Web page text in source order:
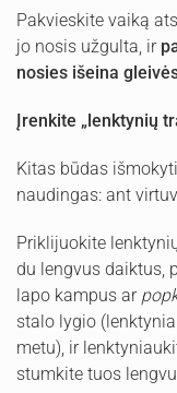
Pakvieskite vaiką
jo nosis užgulta, ir
nosies išeina
Įrenkite „lenktynių
Kitas būdas
naudingas: ant
Priklijuokite
du lengvus daiktus,
lapo kampus ar
stalo lygio
metu), ir
stumkite tuos